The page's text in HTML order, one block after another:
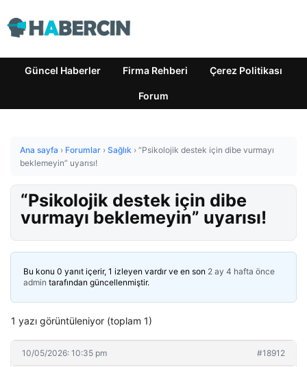
Güncel Haberler Firma Rehberi Çerez Politikası
Forum
Ana sayfa › Forumlar › Sağlık › “Psikolojik destek için dibe vurmayı
beklemeyin” uyarısı!
“Psikolojik destek için dibe
vurmayı beklemeyin” uyarısı!
Bu konu 0 yanıt içerir, 1 izleyen vardır ve en son 2 ay 4 hafta önce
admin tarafından güncellenmiştir.
1 yazı görüntüleniyor (toplam 1)
10/05/2026: 10:35 pm #18912